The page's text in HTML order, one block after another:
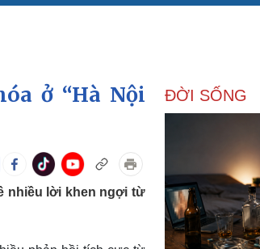
Doanh nghiệp
Thông tin doanh nghiệp
Doanh nghiệp 24h
Doanh nhân
Vì cộng đồng
ở “Hà Nội
nhiều lời khen ngợi từ
ĐỜI SỐNG